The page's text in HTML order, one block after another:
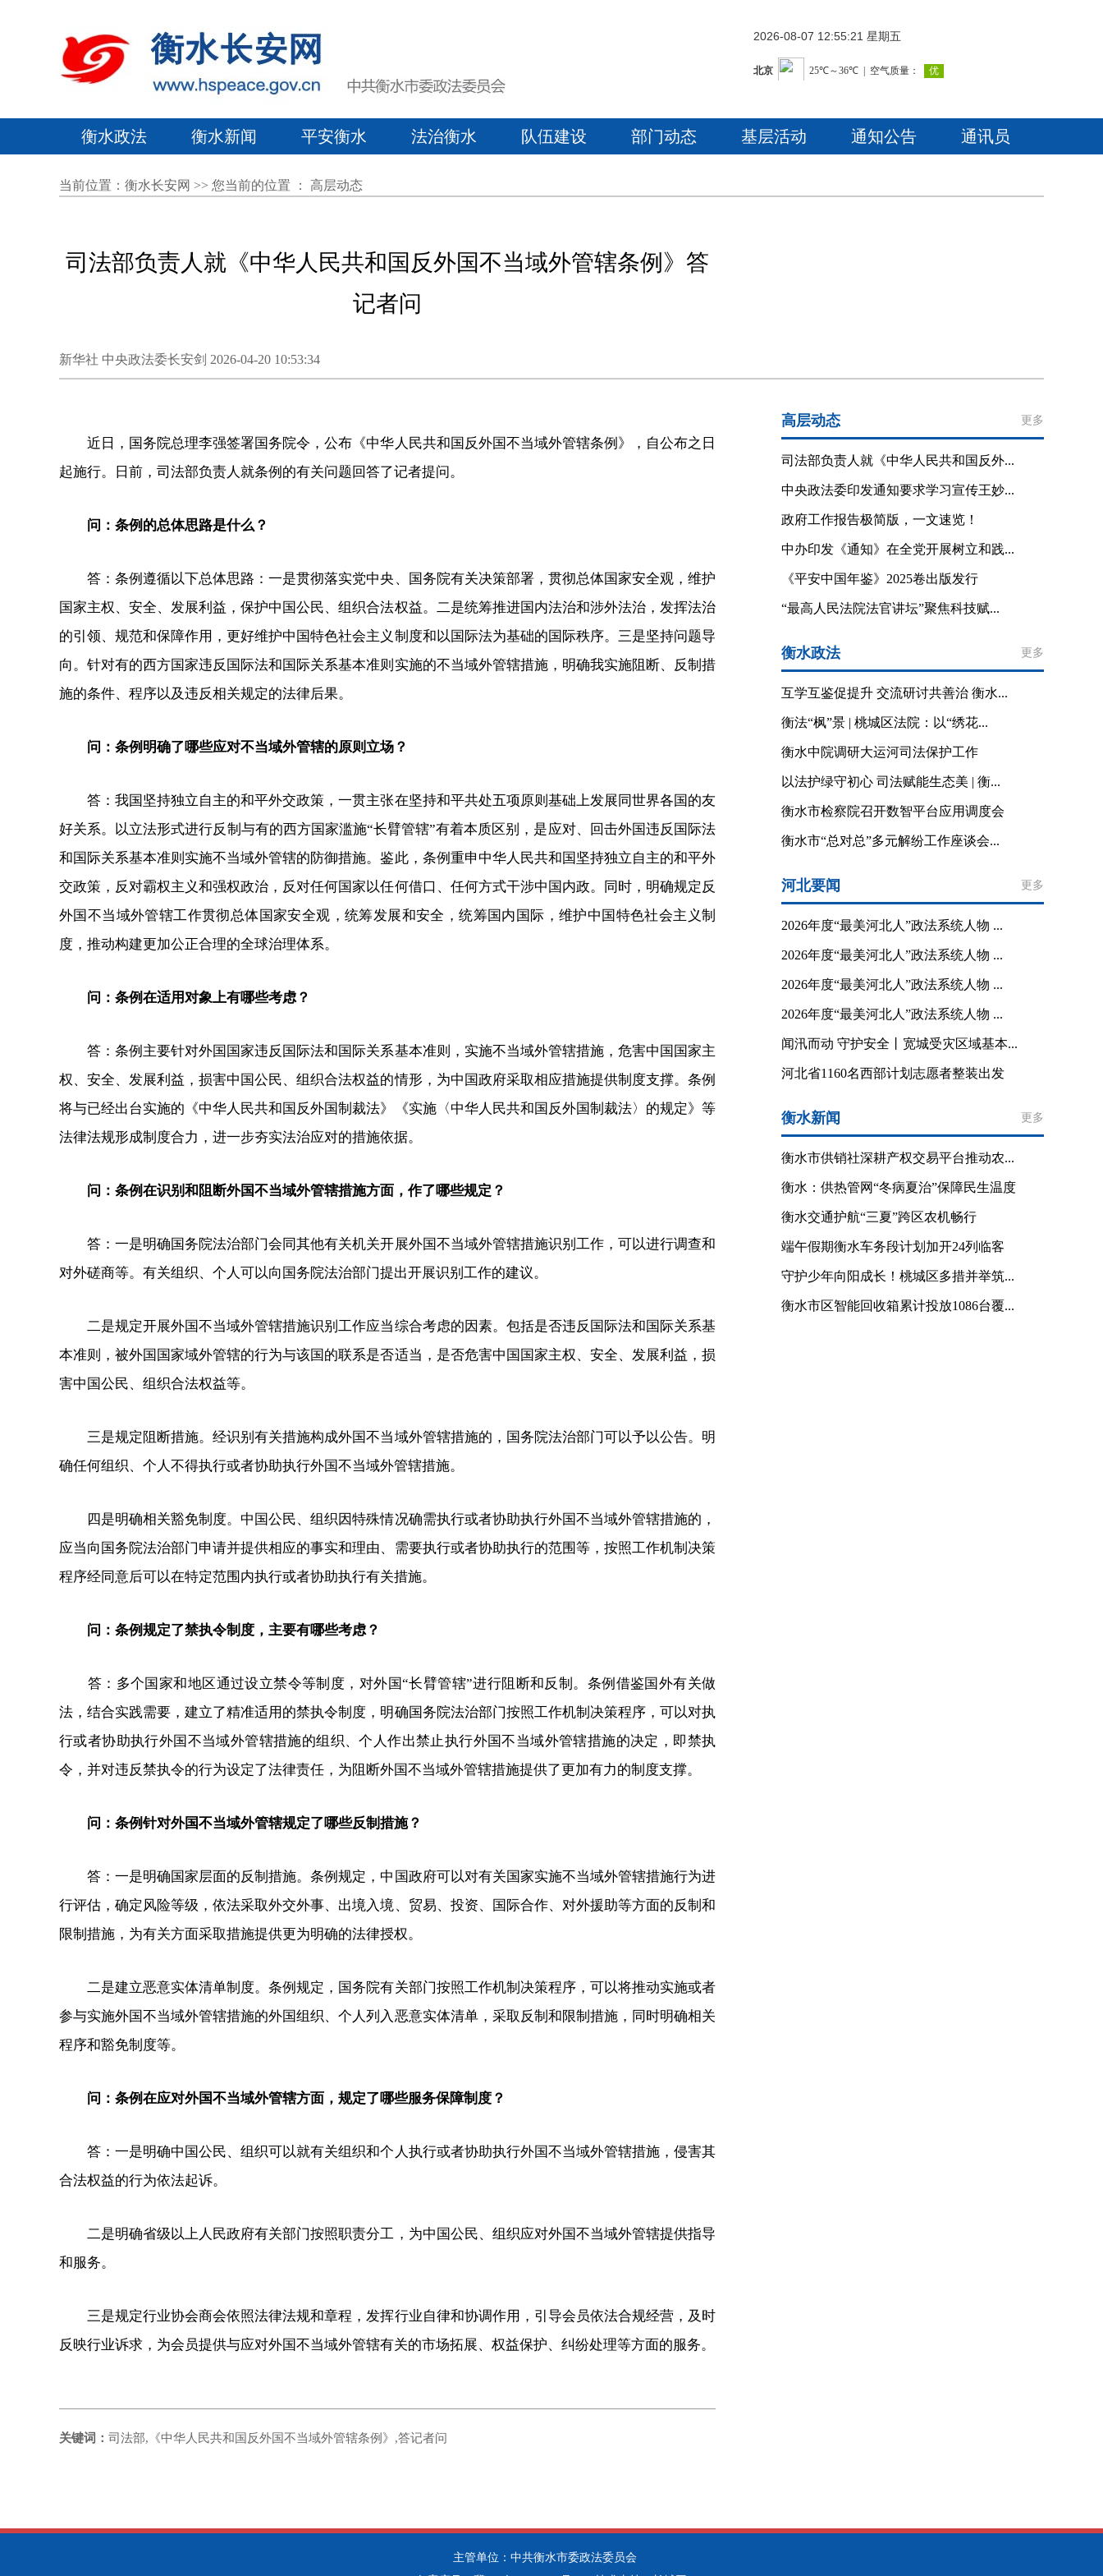
2026-08-07 12:55:22 星期五
衡水政法 衡水新闻 平安衡水 法治衡水 队伍建设 部门动态 基层活动 通知公告 通讯员
当前位置： 衡水长安网 >> 您当前的位置 ： 高层动态
司法部负责人就《中华人民共和国反外国不当域外管辖条例》答
记者问
新华社 中央政法委长安剑 2026-04-20 10:53:34
近日，国务院总理李强签署国务院令，公布《中华人民共和国反外国不当域外管辖条例》，自公布之日
起施行。日前，司法部负责人就条例的有关问题回答了记者提问。
问：条例的总体思路是什么？
答：条例遵循以下总体思路：一是贯彻落实党中央、国务院有关决策部署，贯彻总体国家安全观，维护
国家主权、安全、发展利益，保护中国公民、组织合法权益。二是统筹推进国内法治和涉外法治，发挥法治
的引领、规范和保障作用，更好维护中国特色社会主义制度和以国际法为基础的国际秩序。三是坚持问题导
向。针对有的西方国家违反国际法和国际关系基本准则实施的不当域外管辖措施，明确我实施阻断、反制措
施的条件、程序以及违反相关规定的法律后果。
问：条例明确了哪些应对不当域外管辖的原则立场？
答：我国坚持独立自主的和平外交政策，一贯主张在坚持和平共处五项原则基础上发展同世界各国的友
好关系。以立法形式进行反制与有的西方国家滥施“长臂管辖”有着本质区别，是应对、回击外国违反国际法
和国际关系基本准则实施不当域外管辖的防御措施。鉴此，条例重申中华人民共和国坚持独立自主的和平外
交政策，反对霸权主义和强权政治，反对任何国家以任何借口、任何方式干涉中国内政。同时，明确规定反
外国不当域外管辖工作贯彻总体国家安全观，统筹发展和安全，统筹国内国际，维护中国特色社会主义制
度，推动构建更加公正合理的全球治理体系。
问：条例在适用对象上有哪些考虑？
答：条例主要针对外国国家违反国际法和国际关系基本准则，实施不当域外管辖措施，危害中国国家主
权、安全、发展利益，损害中国公民、组织合法权益的情形，为中国政府采取相应措施提供制度支撑。条例
将与已经出台实施的《中华人民共和国反外国制裁法》《实施〈中华人民共和国反外国制裁法〉的规定》等
法律法规形成制度合力，进一步夯实法治应对的措施依据。
问：条例在识别和阻断外国不当域外管辖措施方面，作了哪些规定？
答：一是明确国务院法治部门会同其他有关机关开展外国不当域外管辖措施识别工作，可以进行调查和
对外磋商等。有关组织、个人可以向国务院法治部门提出开展识别工作的建议。
二是规定开展外国不当域外管辖措施识别工作应当综合考虑的因素。包括是否违反国际法和国际关系基
本准则，被外国国家域外管辖的行为与该国的联系是否适当，是否危害中国国家主权、安全、发展利益，损
害中国公民、组织合法权益等。
三是规定阻断措施。经识别有关措施构成外国不当域外管辖措施的，国务院法治部门可以予以公告。明
确任何组织、个人不得执行或者协助执行外国不当域外管辖措施。
四是明确相关豁免制度。中国公民、组织因特殊情况确需执行或者协助执行外国不当域外管辖措施的，
应当向国务院法治部门申请并提供相应的事实和理由、需要执行或者协助执行的范围等，按照工作机制决策
程序经同意后可以在特定范围内执行或者协助执行有关措施。
问：条例规定了禁执令制度，主要有哪些考虑？
答：多个国家和地区通过设立禁令等制度，对外国“长臂管辖”进行阻断和反制。条例借鉴国外有关做
法，结合实践需要，建立了精准适用的禁执令制度，明确国务院法治部门按照工作机制决策程序，可以对执
行或者协助执行外国不当域外管辖措施的组织、个人作出禁止执行外国不当域外管辖措施的决定，即禁执
令，并对违反禁执令的行为设定了法律责任，为阻断外国不当域外管辖措施提供了更加有力的制度支撑。
问：条例针对外国不当域外管辖规定了哪些反制措施？
答：一是明确国家层面的反制措施。条例规定，中国政府可以对有关国家实施不当域外管辖措施行为进
行评估，确定风险等级，依法采取外交外事、出境入境、贸易、投资、国际合作、对外援助等方面的反制和
限制措施，为有关方面采取措施提供更为明确的法律授权。
二是建立恶意实体清单制度。条例规定，国务院有关部门按照工作机制决策程序，可以将推动实施或者
参与实施外国不当域外管辖措施的外国组织、个人列入恶意实体清单，采取反制和限制措施，同时明确相关
程序和豁免制度等。
问：条例在应对外国不当域外管辖方面，规定了哪些服务保障制度？
答：一是明确中国公民、组织可以就有关组织和个人执行或者协助执行外国不当域外管辖措施，侵害其
合法权益的行为依法起诉。
二是明确省级以上人民政府有关部门按照职责分工，为中国公民、组织应对外国不当域外管辖提供指导
和服务。
三是规定行业协会商会依照法律法规和章程，发挥行业自律和协调作用，引导会员依法合规经营，及时
反映行业诉求，为会员提供与应对外国不当域外管辖有关的市场拓展、权益保护、纠纷处理等方面的服务。
关键词： 司法部,《中华人民共和国反外国不当域外管辖条例》,答记者问
高层动态 更多
司法部负责人就《中华人民共和国反外...
中央政法委印发通知要求学习宣传王妙...
政府工作报告极简版，一文速览！
中办印发《通知》在全党开展树立和践...
《平安中国年鉴》2025卷出版发行
“最高人民法院法官讲坛”聚焦科技赋...
衡水政法 更多
互学互鉴促提升 交流研讨共善治 衡水...
衡法“枫”景 | 桃城区法院：以“绣花...
衡水中院调研大运河司法保护工作
以法护绿守初心 司法赋能生态美 | 衡...
衡水市检察院召开数智平台应用调度会
衡水市“总对总”多元解纷工作座谈会...
河北要闻 更多
2026年度“最美河北人”政法系统人物 ...
2026年度“最美河北人”政法系统人物 ...
2026年度“最美河北人”政法系统人物 ...
2026年度“最美河北人”政法系统人物 ...
闻汛而动 守护安全丨宽城受灾区域基本...
河北省1160名西部计划志愿者整装出发
衡水新闻 更多
衡水市供销社深耕产权交易平台推动农...
衡水：供热管网“冬病夏治”保障民生温度
衡水交通护航“三夏”跨区农机畅行
端午假期衡水车务段计划加开24列临客
守护少年向阳成长！桃城区多措并举筑...
衡水市区智能回收箱累计投放1086台覆...
主管单位：中共衡水市委政法委员会